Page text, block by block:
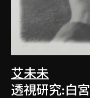
艾未未
透視研究:白宮